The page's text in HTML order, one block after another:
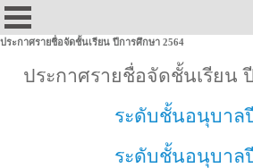
ประกาศรายชื่อจัดชั้นเรียน ปีการศึกษา 2564
ประกาศรายชื่อจัดชั้นเรียน
ระดับชั้นอนุบาล
ระดับชั้นอนุบาล